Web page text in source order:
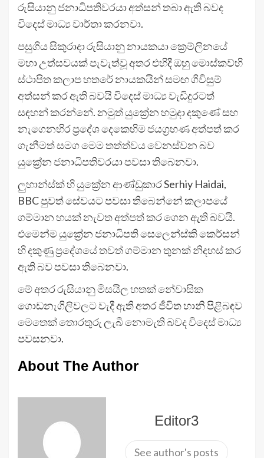
රුසියානු ජනාධිපතිවරයා අත්සන් තබා ඇති බවද
විදෙස් මාධ්‍ය වාර්තා කරනවා.
පසුගිය සිකුරාදා රුසියානු නායකයා ක්‍රෙම්ලිනයේ
මහා උත්සවයක් පැවැත්වූ අතර එහිදී ඔහු මොස්කව්හි
ස්ථාපිත කලාප හතරේ නායකයින් සමඟ ගිවිසුම්
අත්සන් කර ඇති බවයි විදෙස් මාධ්‍ය වැඩිදුරටත්
සඳහන් කරන්නේ. නමුත් යුක්‍රේන හමුදා දකුණේ සහ
නැගෙනහිර ප්‍රදේශ දෙකෙහිම ජයග්‍රහණ අත්පත් කර
ගැනීමත් සමග මෙම තත්ත්වය වෙනස්වන බව
යුක්‍රේන ජනාධිපතිවරයා පවසා තිබෙනවා.
ලුහාන්ස්ක් හි යුක්‍රේන ආණ්ඩුකාර Serhiy Haidai,
BBC පුවත් සේවයට පවසා තිබෙන්නේ කලාපයේ
ගම්මාන හයක් නැවත අත්පත් කර ගෙන ඇති බවයි.
එමෙන්ම යුක්‍රේන ජනාධිපති සෙලෙන්ස්කි කෙර්සන්
හි දකුණු ප්‍රදේශයේ තවත් ගම්මාන තුනක් නිදහස් කර
ඇති බව පවසා තිබෙනවා.
මේ අතර රුසියානු මිසයිල හතක් නේවාසික
ගොඩනැගිලිවලට වැදී ඇති අතර ජීවිත හානි පිළිබඳව
මෙතෙක් තොරතුරු ලැබී නොමැති බවද විදෙස් මාධ්‍ය
පවසනවා.
About The Author
Editor3
See author's posts